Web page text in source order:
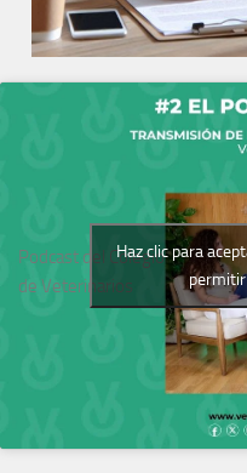
Podcast del Colegio
de Veterinarios
Haz clic para